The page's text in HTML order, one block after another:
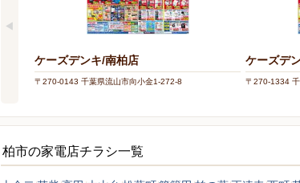
ケーズデンキ/南柏店
〒270-0143 千葉県流山市向小金1-272-8
ケーズデ
〒270-1334
柏市の家電店チラシ一覧